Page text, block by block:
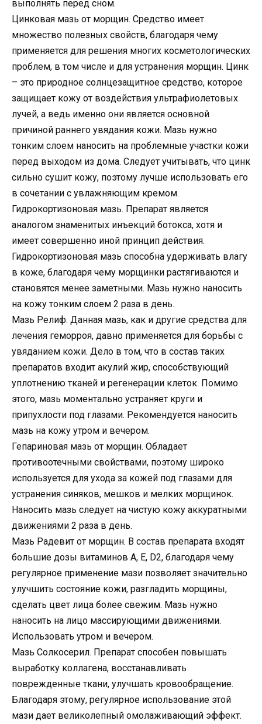
выполнять перед сном.
Цинковая мазь от морщин. Средство имеет
множество полезных свойств, благодаря чему
применяется для решения многих косметологических
проблем, в том числе и для устранения морщин. Цинк
– это природное солнцезащитное средство, которое
защищает кожу от воздействия ультрафиолетовых
лучей, а ведь именно они является основной
причиной раннего увядания кожи. Мазь нужно
тонким слоем наносить на проблемные участки кожи
перед выходом из дома. Следует учитывать, что цинк
сильно сушит кожу, поэтому лучше использовать его
в сочетании с увлажняющим кремом.
Гидрокортизоновая мазь. Препарат является
аналогом знаменитых инъекций ботокса, хотя и
имеет совершенно иной принцип действия.
Гидрокортизоновая мазь способна удерживать влагу
в коже, благодаря чему морщинки растягиваются и
становятся менее заметными. Мазь нужно наносить
на кожу тонким слоем 2 раза в день.
Мазь Релиф. Данная мазь, как и другие средства для
лечения геморроя, давно применяется для борьбы с
увяданием кожи. Дело в том, что в состав таких
препаратов входит акулий жир, способствующий
уплотнению тканей и регенерации клеток. Помимо
этого, мазь моментально устраняет круги и
припухлости под глазами. Рекомендуется наносить
мазь на кожу утром и вечером.
Гепариновая мазь от морщин. Обладает
противоотечными свойствами, поэтому широко
используется для ухода за кожей под глазами для
устранения синяков, мешков и мелких морщинок.
Наносить мазь следует на чистую кожу аккуратными
движениями 2 раза в день.
Мазь Радевит от морщин. В состав препарата входят
большие дозы витаминов А, Е, D2, благодаря чему
регулярное применение мази позволяет значительно
улучшить состояние кожи, разгладить морщины,
сделать цвет лица более свежим. Мазь нужно
наносить на лицо массирующими движениями.
Использовать утром и вечером.
Мазь Солкосерил. Препарат способен повышать
выработку коллагена, восстанавливать
поврежденные ткани, улучшать кровообращение.
Благодаря этому, регулярное использование этой
мази дает великолепный омолаживающий эффект.